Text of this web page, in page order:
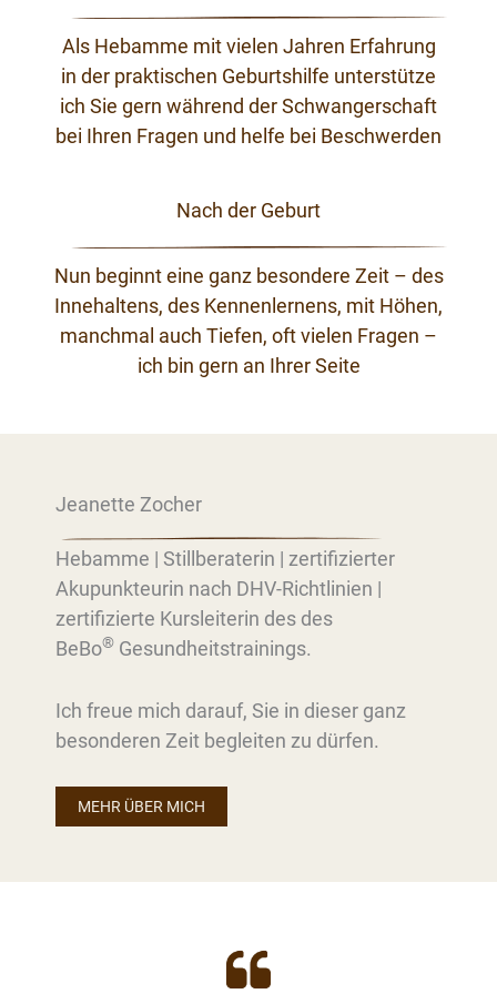
Als Hebamme mit vielen Jahren Erfahrung
in der praktischen Geburtshilfe unterstütze
ich Sie gern während der Schwangerschaft
bei Ihren Fragen und helfe bei Beschwerden
Nach der Geburt
Nun beginnt eine ganz besondere Zeit – des
Innehaltens, des Kennenlernens, mit Höhen,
manchmal auch Tiefen, oft vielen Fragen –
ich bin gern an Ihrer Seite
Jeanette Zocher
Hebamme | Stillberaterin | zertifizierter
Akupunkteurin nach DHV-Richtlinien |
zertifizierte Kursleiterin des des
BeBo® Gesundheitstrainings.
Ich freue mich darauf, Sie in dieser ganz
besonderen Zeit begleiten zu dürfen.
MEHR ÜBER MICH